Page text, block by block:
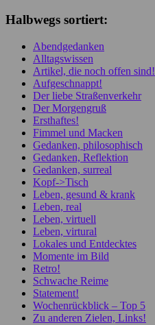
Halbwegs sortiert:
Abendgedanken
Alltagswissen
Artikel, die noch offen sind!
Aufgeschnappt!
Der liebe Straßenverkehr
Der Morgengruß
Ersthaftes!
Fimmel und Macken
Gedanken, philosophisch
Gedanken, Reflektion
Gedanken, surreal
Kopf->Tisch
Leben, gesund & krank
Leben, real
Leben, virtuell
Leben, virtural
Lokales und Entdecktes
Momente im Bild
Retro!
Schwache Reime
Statement!
Wochenrückblick – Top 5
Zu anderen Zielen, Links!